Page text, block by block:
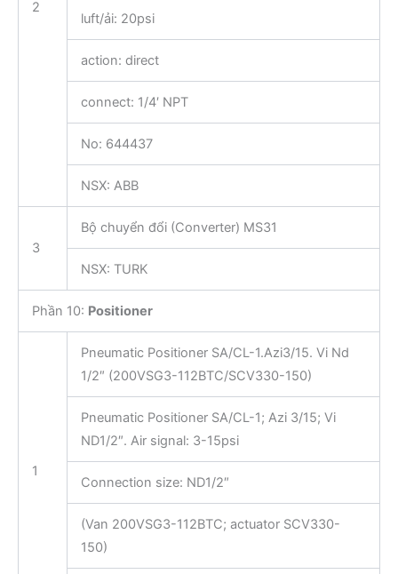
2
luft/ải: 20psi
action: direct
connect: 1/4′ NPT
No: 644437
NSX: ABB
3
Bộ chuyển đổi (Converter) MS31
NSX: TURK
Phần 10: Positioner
1
Pneumatic Positioner SA/CL-1.Azi3/15. Vi Nd
1/2″ (200VSG3-112BTC/SCV330-150)
Pneumatic Positioner SA/CL-1; Azi 3/15; Vi
ND1/2″. Air signal: 3-15psi
Connection size: ND1/2″
(Van 200VSG3-112BTC; actuator SCV330-
150)